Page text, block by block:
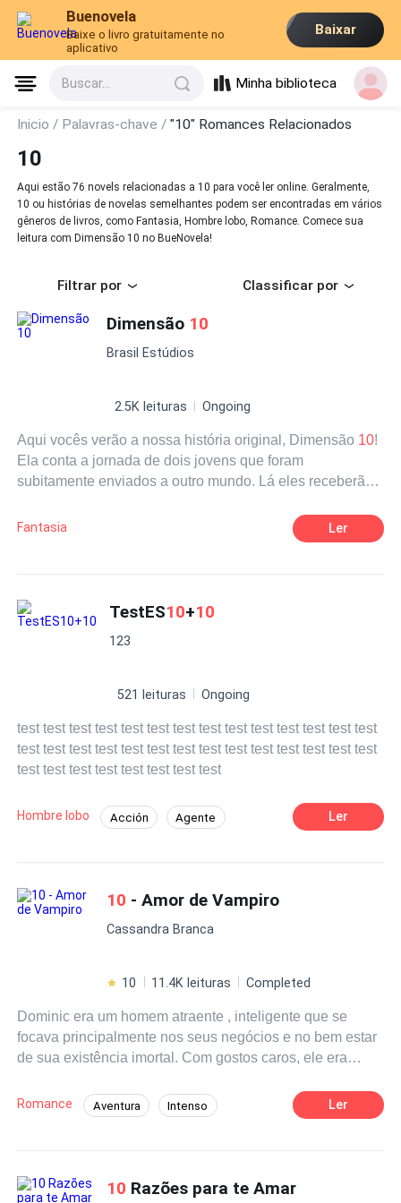
Buenovela
Baixe o livro gratuitamente no
aplicativo
Baixar
Buscar... Minha biblioteca
Inicio / Palavras-chave /"10" Romances Relacionados
10
Aqui estão 76 novels relacionadas a 10 para você ler online. Geralmente,
10 ou histórias de novelas semelhantes podem ser encontradas em vários
gêneros de livros, como Fantasia, Hombre lobo, Romance. Comece sua
leitura com Dimensão 10 no BueNovela!
Filtrar por Classificar por
Dimensão 10
Brasil Estúdios
2.5K leituras Ongoing
Aqui vocês verão a nossa história original, Dimensão 10!
Ela conta a jornada de dois jovens que foram
subitamente enviados a outro mundo. Lá eles receberão
dimensões! Nessa jornada, eles vão conhecer anjos,
demônios, deuses e outros seres de outros universos,
parede. Será que esses heróis nem um pouco
convencionais conseguirão salvar a todos?
Fantasia Ler
TestES10+10
123
521 leituras Ongoing
test test test test test test test test test test test test test test
test test test test test test test test test test test test test test
test test test test test test test test
Hombre lobo Acción Agente Ler
10 - Amor de Vampiro
Cassandra Branca
10 11.4K leituras Completed
Dominic era um homem atraente , inteligente que se
focava principalmente nos seus negócios e no bem estar
de sua existência imortal. Com gostos caros, ele era
ao máximo para que a eternidade não fosse tão
aborrecida . Rodeado por belas mulheres , ele fazia
contra os seus. Qualquer um, ser sobrenatural ou
Romance Aventura Intenso Ler
10 Razões para te Amar